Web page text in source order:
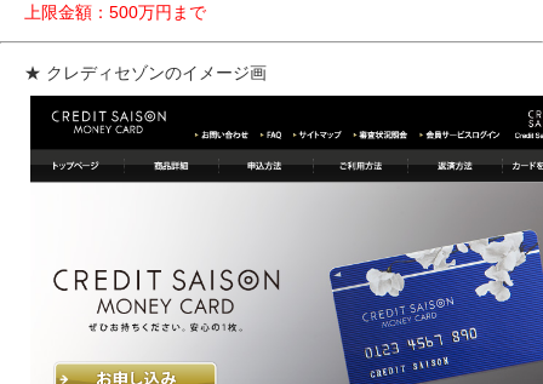
上限金額：500万円まで
★ クレディセゾンのイメージ画